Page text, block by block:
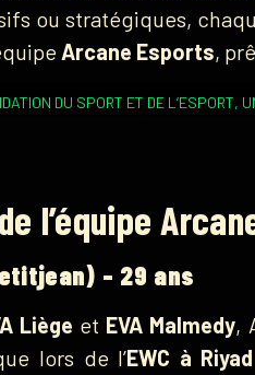
ou stratégiques,
Arcane Esports,
DU SPORT ET DE L’ESPORT,
l’équipe
– 29 ans
Liège et EVA Malmedy,
lors de l’EWC à